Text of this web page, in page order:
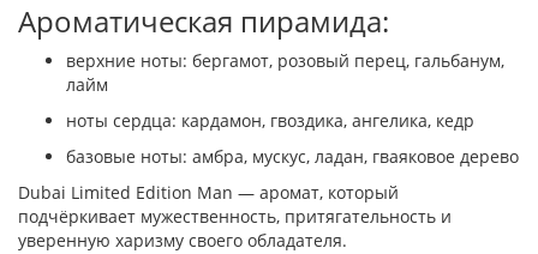
Ароматическая пирамида:
верхние ноты: бергамот, розовый перец, гальбанум,
лайм
ноты сердца: кардамон, гвоздика, ангелика, кедр
базовые ноты: амбра, мускус, ладан, гваяковое дерево
Dubai Limited Edition Man — аромат, который
подчёркивает мужественность, притягательность и
уверенную харизму своего обладателя.